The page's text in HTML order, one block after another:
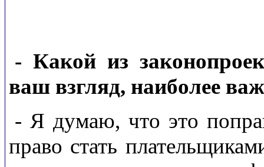
- Какой из
ваш взгляд, наиболее
- Я думаю, что это
право стать